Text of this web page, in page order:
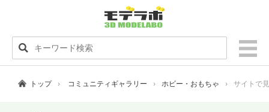
トップ コミュニティギャラリー ホビー・おもちゃ サイトで